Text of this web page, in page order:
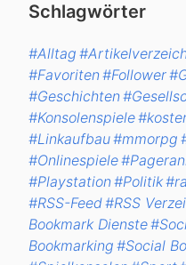
Schlagwörter
#Alltag
#Favoriten#Follower
#Geschichten
#Konsolenspiele
#Linkaufbau#mmorpg
#Onlinespiele
#Playstation#Politik
#RSS-Feed#RSS
Bookmark Dienste
Bookmarking #Social